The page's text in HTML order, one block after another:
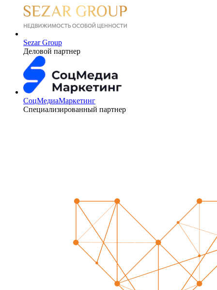
Sezar Group
Деловой партнер
СоцМедиаМаркетинг
Специализированный партнер